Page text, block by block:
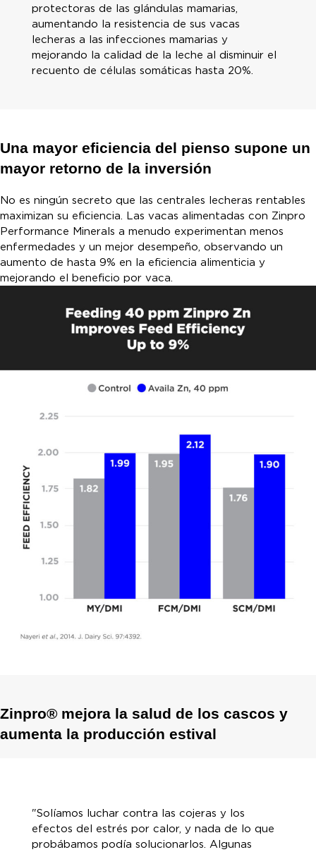
protectoras de las glándulas mamarias,
aumentando la resistencia de sus vacas
lecheras a las infecciones mamarias y
mejorando la calidad de la leche al disminuir el
recuento de células somáticas hasta 20%.
Una mayor eficiencia del pienso supone un
mayor retorno de la inversión
No es ningún secreto que las centrales lecheras rentables
maximizan su eficiencia. Las vacas alimentadas con Zinpro
Performance Minerals a menudo experimentan menos
enfermedades y un mejor desempeño, observando un
aumento de hasta 9% en la eficiencia alimenticia y
mejorando el beneficio por vaca.
Zinpro® mejora la salud de los cascos y
aumenta la producción estival
"Solíamos luchar contra las cojeras y los
efectos del estrés por calor, y nada de lo que
probábamos podía solucionarlos. Algunas